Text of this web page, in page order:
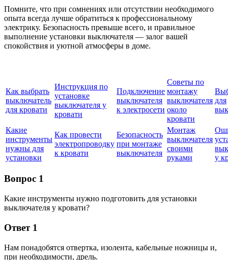
Помните, что при сомнениях или отсутствии необходимого
опыта всегда лучше обратиться к профессиональному
электрику. Безопасность превыше всего, и правильное
выполнение установки выключателя — залог вашей
спокойствия и уютной атмосферы в доме.
Как выбрать
выключатель
для кровати
Инструкция по
установке
выключателя у
кровати
Подключение
выключателя
к электросети
Советы по
монтажу
выключателя
около
кровати
для
Какие
инструменты
нужны для
установки
Как провести
электропроводку
к кровати
Безопасность
при монтаже
выключателя
Монтаж
выключателя
своими
руками
у
Вопрос 1
Какие инструменты нужно подготовить для установки
выключателя у кровати?
Ответ 1
Нам понадобятся отвертка, изолента, кабельные ножницы и,
при необходимости, дрель.